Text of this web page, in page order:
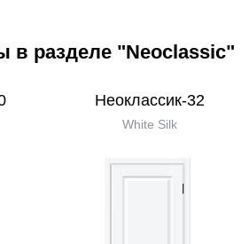
в разделе "Neoclassic"
Неоклассик-32
White Silk